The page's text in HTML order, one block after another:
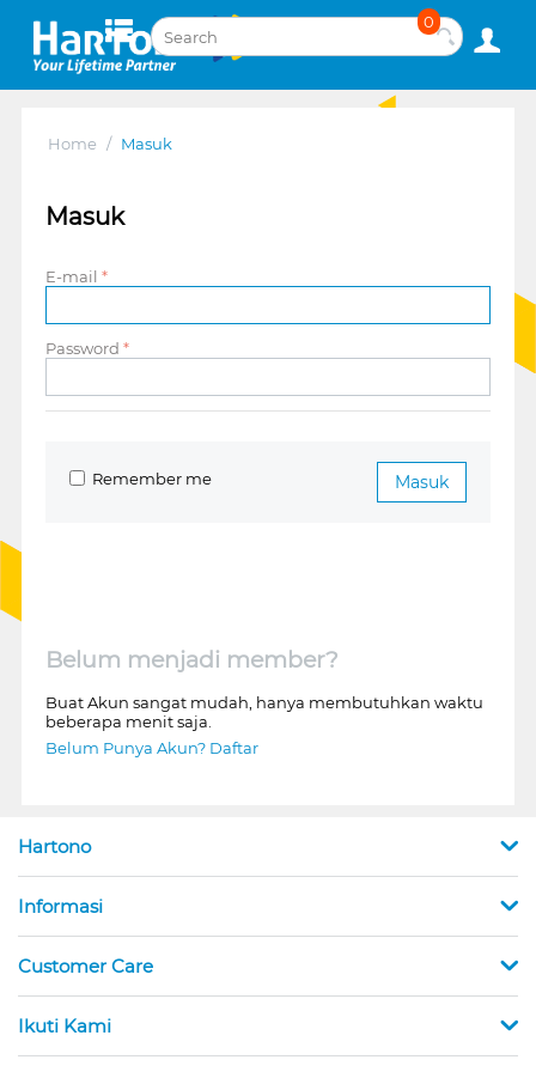
0
Home / Masuk
Masuk
E-mail
Password
Masuk
Remember me
Belum menjadi member?
Buat Akun sangat mudah, hanya membutuhkan waktu
beberapa menit saja.
Belum Punya Akun? Daftar
Hartono
Informasi
Customer Care
Ikuti Kami